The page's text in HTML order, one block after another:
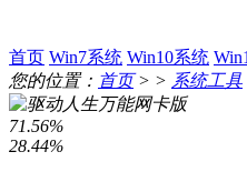
首页 Win7系统 Win10系统
您的位置： 首页> > 系统工具
71.56%
28.44%